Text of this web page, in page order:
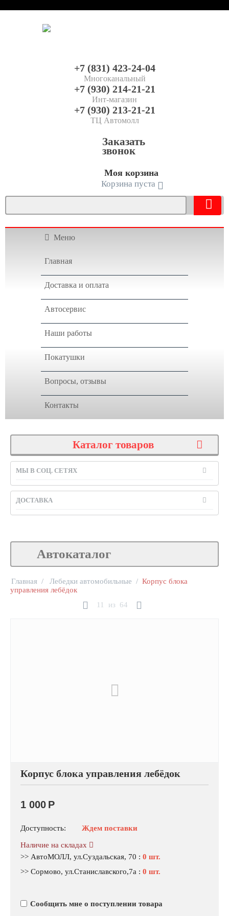
+7 (831) 423-24-04
Многоканальный
+7 (930) 214-21-21
Инт-магазин
+7 (930) 213-21-21
ТЦ Автомолл
Заказать
звонок
Моя корзина
Корзина пуста
Меню
Главная
Доставка и оплата
Автосервис
Наши работы
Покатушки
Вопросы, отзывы
Контакты
Каталог товаров
МЫ В СОЦ. СЕТЯХ
ДОСТАВКА
Автокаталог
Главная / Лебедки автомобильные / Корпус блока
управления лебёдок
11
из 64
Корпус блока управления лебёдок
1 000 Р
Доступность: Ждем поставки
Наличие на складах
>> АвтоМОЛЛ, ул.Суздальская, 70 : 0 шт.
>> Сормово, ул.Станиславского,7а : 0 шт.
Сообщить мне о поступлении товара